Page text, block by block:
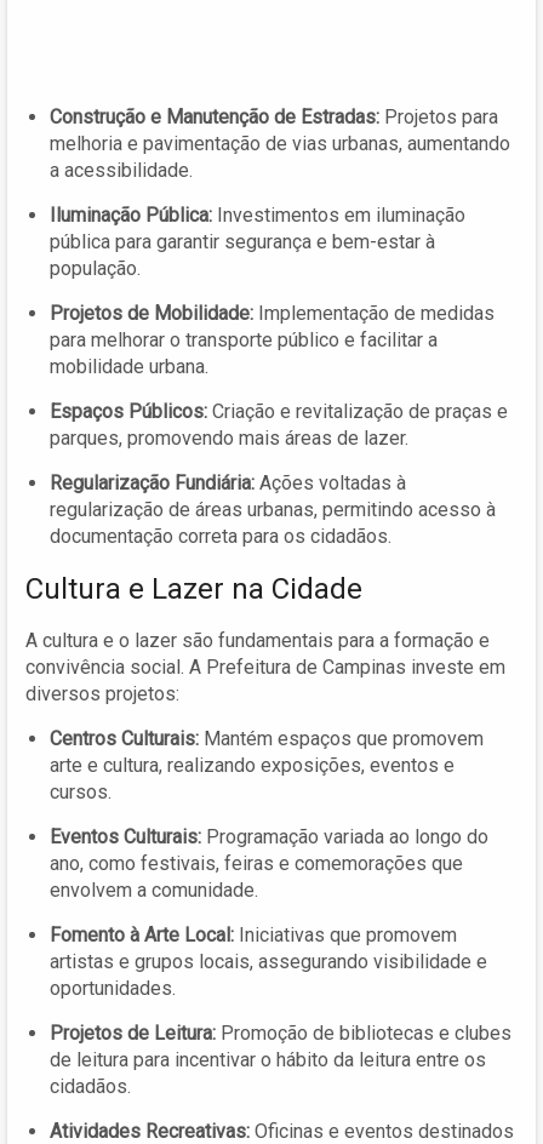
Construção e Manutenção de Estradas: Projetos para
melhoria e pavimentação de vias urbanas, aumentando
a acessibilidade.
Iluminação Pública: Investimentos em iluminação
pública para garantir segurança e bem-estar à
população.
Projetos de Mobilidade: Implementação de medidas
para melhorar o transporte público e facilitar a
mobilidade urbana.
Espaços Públicos: Criação e revitalização de praças e
parques, promovendo mais áreas de lazer.
Regularização Fundiária: Ações voltadas à
regularização de áreas urbanas, permitindo acesso à
documentação correta para os cidadãos.
Cultura e Lazer na Cidade
A cultura e o lazer são fundamentais para a formação e
convivência social. A Prefeitura de Campinas investe em
diversos projetos:
Centros Culturais: Mantém espaços que promovem
arte e cultura, realizando exposições, eventos e
cursos.
Eventos Culturais: Programação variada ao longo do
ano, como festivais, feiras e comemorações que
envolvem a comunidade.
Fomento à Arte Local: Iniciativas que promovem
artistas e grupos locais, assegurando visibilidade e
oportunidades.
Projetos de Leitura: Promoção de bibliotecas e clubes
de leitura para incentivar o hábito da leitura entre os
cidadãos.
Atividades Recreativas: Oficinas e eventos destinados